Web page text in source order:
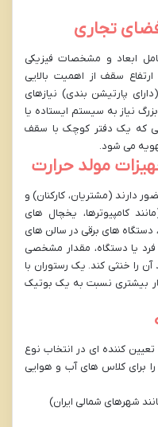
فضای تجاری
ابعاد و مشخصات فیزیکی
سقف از اهمیت بالایی
پارتیشن بندی) نیازهای
نیاز به سیستم ایستاده یا
که یک دفتر کوچک با سقف
می شود.
مولد حرارت
دارند (مشتریان، کارکنان) و
کامپیوترها، یخچال های
دستگاه های برقی در سالن های
یا دستگاه، مقدار مشخصی
را خنثی کند. یک رستوران با
بیشتری نسبت به یک بوتیک
کننده ای در انتخاب نوع
برای کلاس های آب و هوایی
شهرهای شمالی ایران)